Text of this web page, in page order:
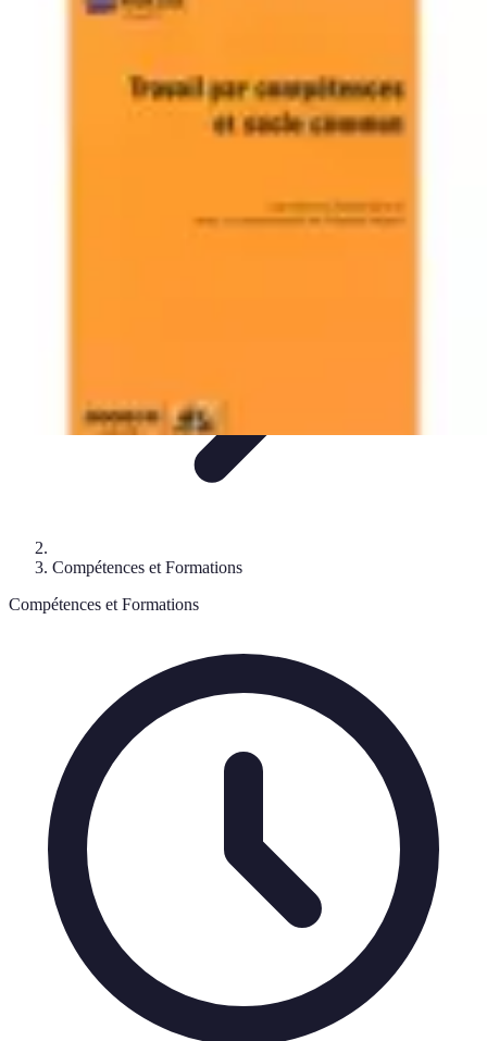
Infirmiers à Domicile
Compétences et Formations
Compétences et Formations